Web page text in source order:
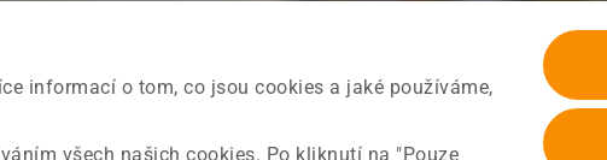
informací o tom, co jsou cookies a jaké používáme,
všech našich cookies. Po kliknutí na "Pouze